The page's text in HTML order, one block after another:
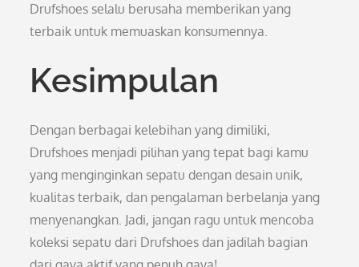
Drufshoes selalu berusaha memberikan yang
terbaik untuk memuaskan konsumennya.
Kesimpulan
Dengan berbagai kelebihan yang dimiliki,
Drufshoes menjadi pilihan yang tepat bagi kamu
yang menginginkan sepatu dengan desain unik,
kualitas terbaik, dan pengalaman berbelanja yang
menyenangkan. Jadi, jangan ragu untuk mencoba
koleksi sepatu dari Drufshoes dan jadilah bagian